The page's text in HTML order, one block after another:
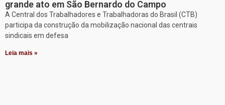
grande ato em São Bernardo do Campo
A Central dos Trabalhadores e Trabalhadoras do Brasil (CTB)
participa da construção da mobilização nacional das centrais
sindicais em defesa
Leia mais »